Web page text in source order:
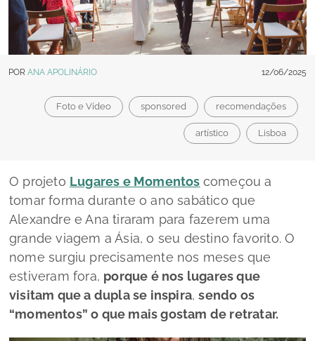
POR ANA APOLINÁRIO 12/06/2025
Foto e Vídeo sponsored recomendações
artístico Lisboa
O projeto Lugares e Momentos começou a
tomar forma durante o ano sabático que
Alexandre e Ana tiraram para fazerem uma
grande viagem a Ásia, o seu destino favorito. O
nome surgiu precisamente nos meses que
estiveram fora, porque é nos lugares que
visitam que a dupla se inspira, sendo os
“momentos” o que mais gostam de retratar.